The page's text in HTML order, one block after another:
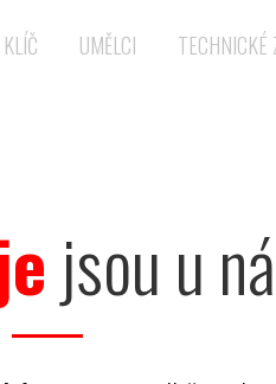
UMĚLCI TECHNICKÉ
jsou u